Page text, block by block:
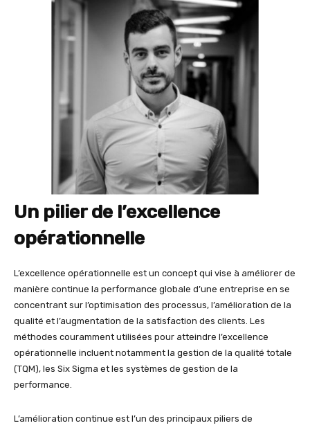
Un pilier de l’excellence
opérationnelle
L’excellence opérationnelle est un concept qui vise à améliorer de
manière continue la performance globale d’une entreprise en se
concentrant sur l’optimisation des processus, l’amélioration de la
qualité et l’augmentation de la satisfaction des clients. Les
méthodes couramment utilisées pour atteindre l’excellence
opérationnelle incluent notamment la gestion de la qualité totale
(TQM), les Six Sigma et les systèmes de gestion de la
performance.
L’amélioration continue est l’un des principaux piliers de